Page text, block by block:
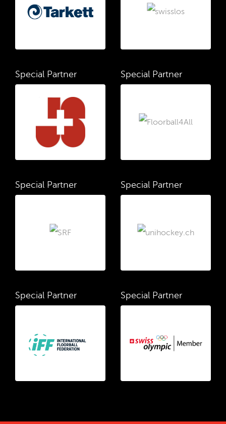
Special Partner Special Partner
Special Partner Special Partner
Special Partner Special Partner